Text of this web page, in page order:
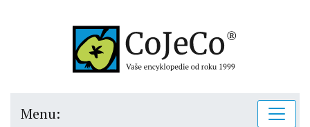
Menu: